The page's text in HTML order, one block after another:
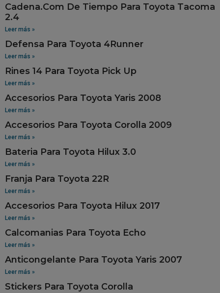
Cadena.Com De Tiempo Para Toyota Tacoma
2.4
Leer más »
Defensa Para Toyota 4Runner
Leer más »
Rines 14 Para Toyota Pick Up
Leer más »
Accesorios Para Toyota Yaris 2008
Leer más »
Accesorios Para Toyota Corolla 2009
Leer más »
Bateria Para Toyota Hilux 3.0
Leer más »
Franja Para Toyota 22R
Leer más »
Accesorios Para Toyota Hilux 2017
Leer más »
Calcomanias Para Toyota Echo
Leer más »
Anticongelante Para Toyota Yaris 2007
Leer más »
Stickers Para Toyota Corolla